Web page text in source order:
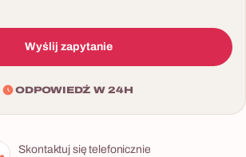
Wyślij zapytanie
ODPOWIEDŹ W 24H
Skontaktuj się telefonicznie